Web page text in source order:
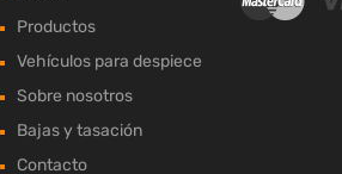
Productos
Vehículos para despiece
Sobre nosotros
Bajas y tasación
Contacto